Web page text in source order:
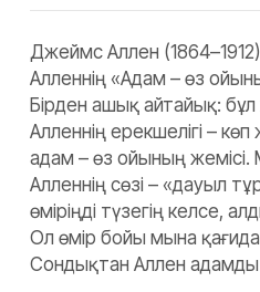
Джеймс Аллен
Алленнің «Адам – өз
Бірден ашық айтайық:
Алленнің ерекшелігі –
адам – өз ойының жемісі.
Алленнің сөзі – «дауыл
өміріңді түзегің келсе,
Ол өмір бойы мына
Сондықтан Аллен адамды